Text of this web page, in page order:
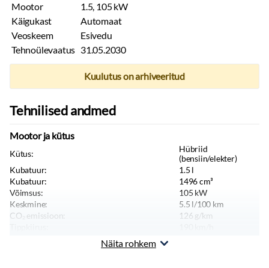
Mootor
1.5, 105 kW
Käigukast
Automaat
Veoskeem
Esivedu
Tehnoülevaatus 31.05.2030
Kuulutus on arhiveeritud
Tehnilised andmed
Mootor ja kütus
Kütus:
Hübriid
(bensiin/elekter)
Kubatuur:
1.5 l
Kubatuur:
1496cm³
Võimsus:
105 kW
Keskmine:
5.5 l/100 km
CO₂ emissioon:
126 g/km
Näita rohkem